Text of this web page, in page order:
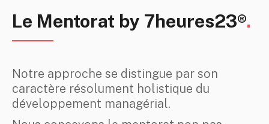
Le Mentorat by 7heures23®.
Notre approche se distingue par son
caractère résolument holistique du
développement managérial.